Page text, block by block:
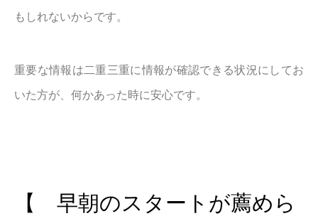
もしれないからです。
重要な情報は二重三重に情報が確認できる状況にしてお
いた方が、何かあった時に安心です。
【 早朝のスタートが薦めら